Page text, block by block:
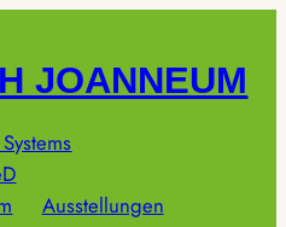
JOANNEUM
Ausstellungen